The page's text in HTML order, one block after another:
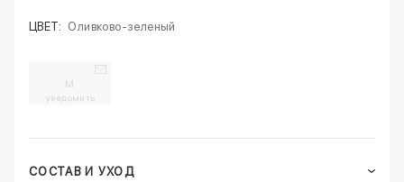
ЦВЕТ: Оливково-зеленый
M
уведомить
СОСТАВ И УХОД